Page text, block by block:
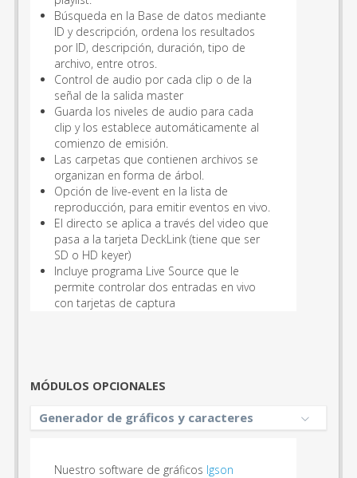
Búsqueda en la Base de datos mediante
ID y descripción, ordena los resultados
por ID, descripción, duración, tipo de
archivo, entre otros.
Control de audio por cada clip o de la
señal de la salida master
Guarda los niveles de audio para cada
clip y los establece automáticamente al
comienzo de emisión.
Las carpetas que contienen archivos se
organizan en forma de árbol.
Opción de live-event en la lista de
reproducción, para emitir eventos en vivo.
El directo se aplica a través del video que
pasa a la tarjeta DeckLink (tiene que ser
SD o HD keyer)
Incluye programa Live Source que le
permite controlar dos entradas en vivo
con tarjetas de captura
MÓDULOS OPCIONALES
Generador de gráficos y caracteres
Nuestro software de gráficos Igson